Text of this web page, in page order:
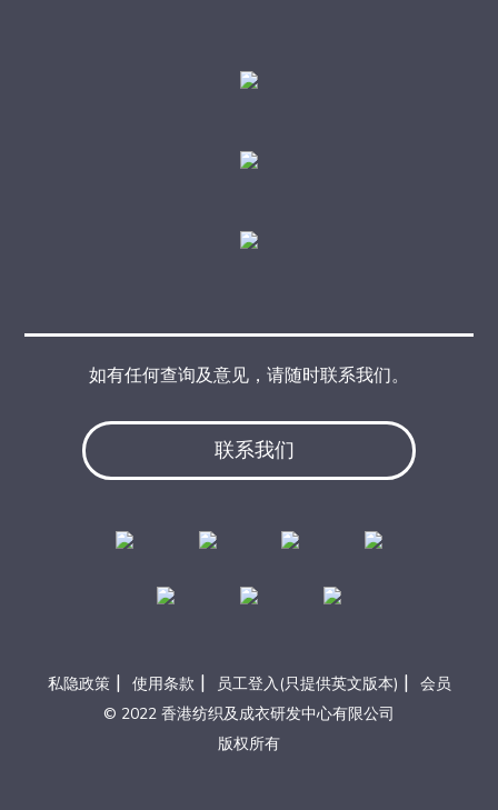
联系我们
如有任何查询及意见，请随时联系我们。
私隐政策 | 使用条款 | 员工登入(只提供英文版本) | 会员
© 2022 香港纺织及成衣研发中心有限公司
版权所有